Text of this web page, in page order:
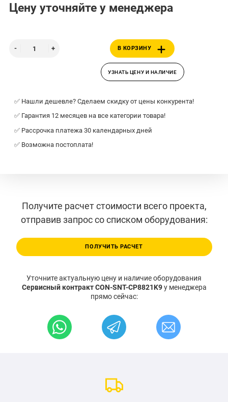
Цену уточняйте у менеджера
В КОРЗИНУ
УЗНАТЬ ЦЕНУ И НАЛИЧИЕ
✅ Нашли дешевле? Сделаем скидку от цены конкурента!
✅ Гарантия 12 месяцев на все категории товара!
✅ Рассрочка платежа 30 календарных дней
✅ Возможна постоплата!
Получите расчет стоимости всего проекта,
отправив запрос со списком оборудования:
ПОЛУЧИТЬ РАСЧЕТ
Уточните актуальную цену и наличие оборудования
Сервисный контракт CON-SNT-CP8821K9у менеджера
прямо сейчас: